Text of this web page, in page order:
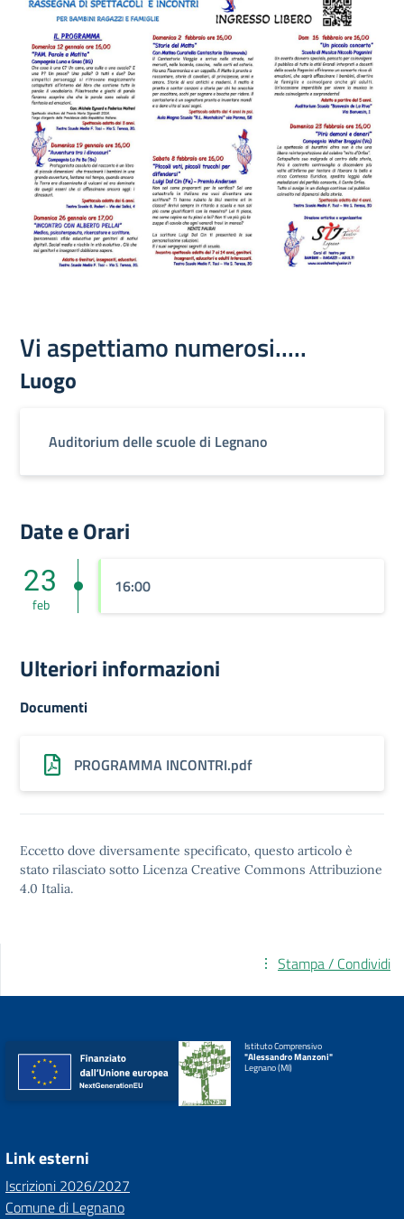
Vi aspettiamo numerosi.....
Luogo
Auditorium delle scuole di Legnano
Date e Orari
23
feb
16:00
Ulteriori informazioni
Documenti
PROGRAMMA INCONTRI.pdf
Eccetto dove diversamente specificato, questo articolo è
stato rilasciato sotto Licenza Creative Commons Attribuzione
4.0 Italia.
Stampa / Condividi
Istituto Comprensivo
"Alessandro Manzoni"
Legnano (MI)
Link esterni
Iscrizioni 2026/2027
Comune di Legnano